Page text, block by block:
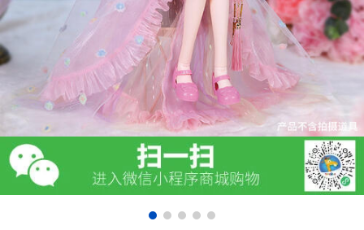
电子玩具
游戏及拼图系列
益智学习玩具
户外及运动产品